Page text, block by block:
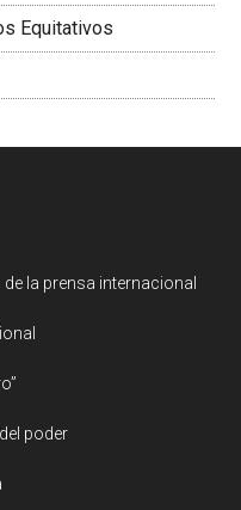
Equitativos
la prensa internacional
poder